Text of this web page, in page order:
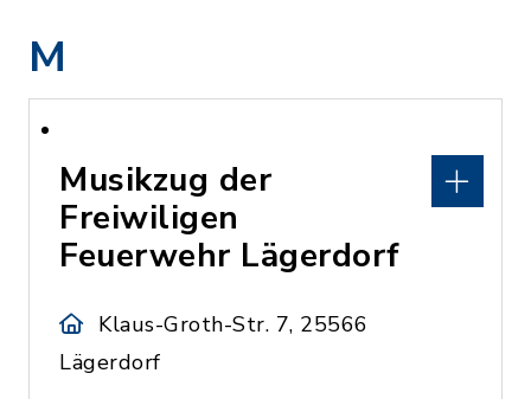
M
Musikzug der
Freiwiligen
Feuerwehr Lägerdorf
Klaus-Groth-Str. 7, 25566
Lägerdorf